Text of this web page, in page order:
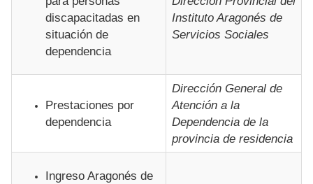
discapacitadas en
situación de
dependencia
Instituto Aragonés de
Servicios Sociales
Prestaciones por
dependencia
Dirección General de
Atención a la
Dependencia de la
provincia de residencia
Ingreso Aragonés de